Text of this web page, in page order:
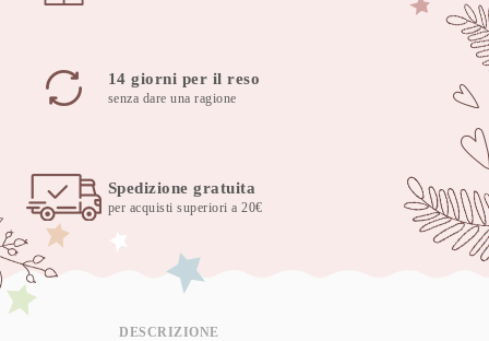
14 giorni per il reso
senza dare una ragione
Spedizione gratuita
per acquisti superiori a 20€
DESCRIZIONE